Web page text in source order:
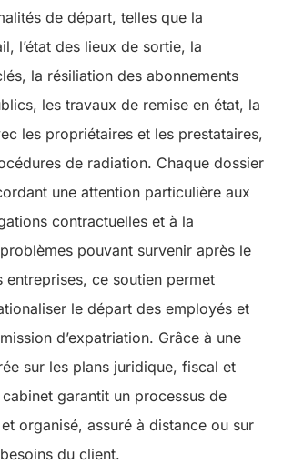
de départ, telles que la
l’état des lieux de sortie, la
la résiliation des abonnements
les travaux de remise en état, la
les propriétaires et les prestataires,
de radiation. Chaque dossier
une attention particulière aux
contractuelles et à la
pouvant survenir après le
entreprises, ce soutien permet
le départ des employés et
d’expatriation. Grâce à une
sur les plans juridique, fiscal et
garantit un processus de
organisé, assuré à distance ou sur
du client.